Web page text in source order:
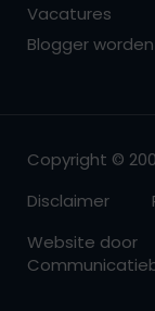
Vacatures
Blogger worden
Copyright ©
Disclaimer
Website door